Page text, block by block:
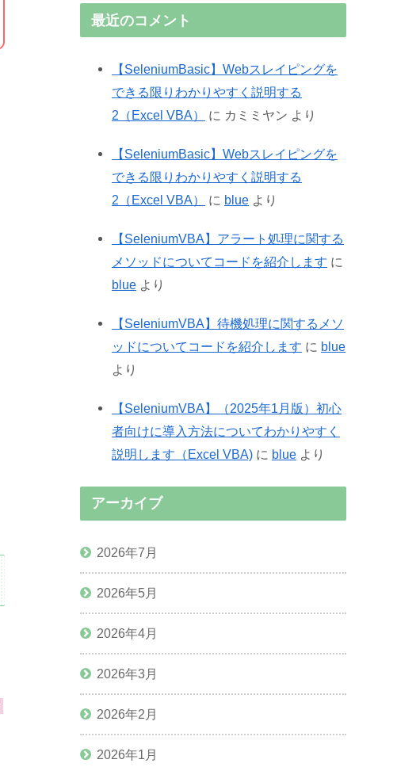
最近のコメント
【SeleniumBasic】Webスレイピングを
できる限りわかりやすく説明する
2（Excel VBA）
に カミミヤン より
【SeleniumBasic】Webスレイピングを
できる限りわかりやすく説明する
2（Excel VBA）
に blue より
【SeleniumVBA】アラート処理に関する
メソッドについてコードを紹介します に
blue より
【SeleniumVBA】待機処理に関するメソ
ッドについてコードを紹介します に blue
より
【SeleniumVBA】（2025年1月版）初心
者向けに導入方法についてわかりやすく
説明します（Excel VBA) に blue より
アーカイブ
2026年7月
2026年5月
2026年4月
2026年3月
2026年2月
2026年1月